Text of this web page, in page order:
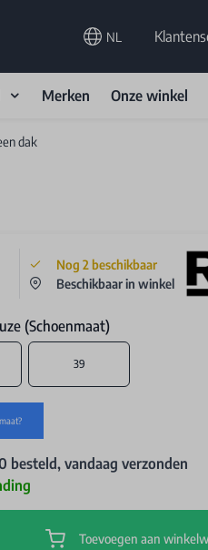
NL
Merken Onze winkel
dak
Nog 2 beschikbaar
Beschikbaar in winkel
(Schoenmaat)
39
besteld, vandaag verzonden
Toevoegen aan